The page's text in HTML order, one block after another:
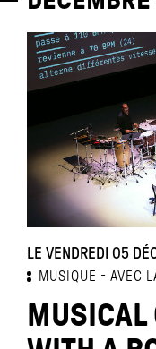
LE VENDREDI 05
MUSIQUE AVEC
MUSICAL